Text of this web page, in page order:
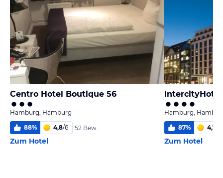
Centro Hotel Boutique 56
Hamburg, Hamburg
88% 4,8/6 52 Bew.
Zum Hotel
Hamburg,
87% 4,7
Zum Hotel